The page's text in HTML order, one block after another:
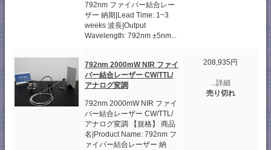
792nm ファイバー結合レー
ザー 納期|Lead Time: 1~3
weeks 波長|Output
Wavelength: 792nm ±5nm...
792nm 2000mW NIR ファイ
バー結合レーザー CW/TTL/
アナログ変調
792nm 2000mW NIR ファイ
バー結合レーザー CW/TTL/
アナログ変調 【規格】 商品
名|Product Name: 792nm フ
ァイバー結合レーザー 納
208,935円
...詳細
売り切れ